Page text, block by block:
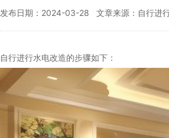
发布日期：2024-03-28 文章来源：自行进
自行进行水电改造的步骤如下：